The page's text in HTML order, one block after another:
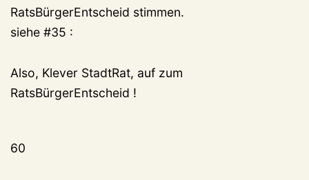
RatsBürgerEntscheid stimmen.
siehe #35 :
Also, Klever StadtRat, auf zum
RatsBürgerEntscheid !
60